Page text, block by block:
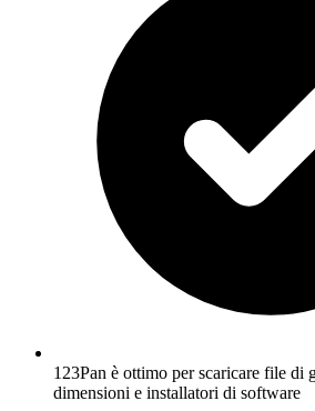
123Pan è ottimo per scaricare file di
dimensioni e installatori di software